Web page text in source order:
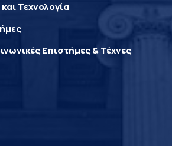
Τεχνολογία
Επιστήμες & Τέχνες